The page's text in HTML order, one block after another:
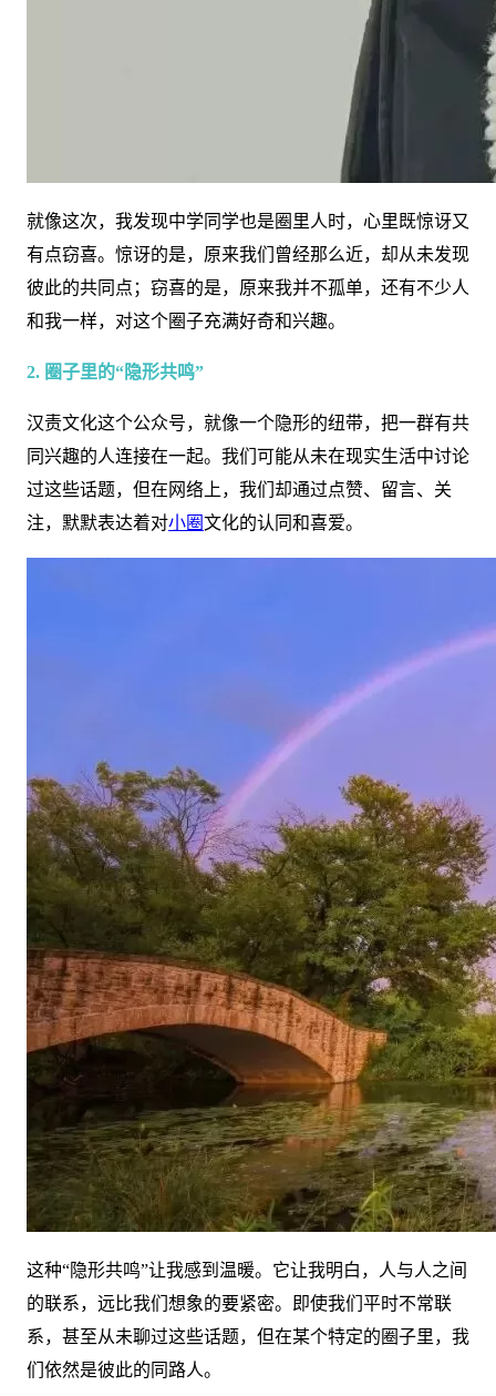
就像这次，我发现中学同学也是圈里人时，心里既惊讶又
有点窃喜。惊讶的是，原来我们曾经那么近，却从未发现
彼此的共同点；窃喜的是，原来我并不孤单，还有不少人
和我一样，对这个圈子充满好奇和兴趣。
2. 圈子里的“隐形共鸣”
汉责文化这个公众号，就像一个隐形的纽带，把一群有共
同兴趣的人连接在一起。我们可能从未在现实生活中讨论
过这些话题，但在网络上，我们却通过点赞、留言、关
注，默默表达着对小圈文化的认同和喜爱。
这种“隐形共鸣”让我感到温暖。它让我明白，人与人之间
的联系，远比我们想象的要紧密。即使我们平时不常联
系，甚至从未聊过这些话题，但在某个特定的圈子里，我
们依然是彼此的同路人。